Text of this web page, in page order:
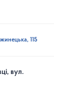
115
вул.